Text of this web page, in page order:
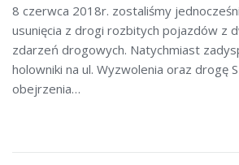
8 czerwca 2018r. zostaliśmy
usunięcia z drogi rozbitych pojazdów z
zdarzeń drogowych. Natychmiast
holowniki na ul. Wyzwolenia oraz drogę
obejrzenia…